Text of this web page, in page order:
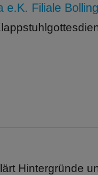
e.K. Filiale
Hintergründe